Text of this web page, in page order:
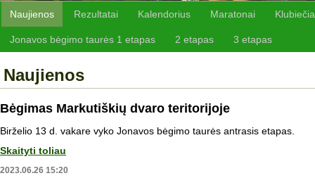
Naujienos Rezultatai Kalendorius Maratonai
Jonavos bėgimo taurės 1 etapas 2 etapas 3 etapas
Naujienos
Bėgimas Markutiškių dvaro teritorijoje
Birželio 13 d. vakare vyko Jonavos bėgimo taurės antrasis etapas.
Skaityti toliau
2023.06.26 15:20